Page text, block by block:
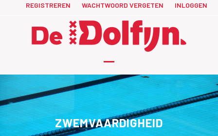
REGISTREREN WACHTWOORD VERGETEN INLOGGEN
Open
Close
ZWEMVAARDIGHEID